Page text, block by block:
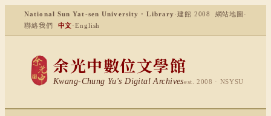
National Sun Yat-sen University · Library ·建館 2008 網站地圖 ·
聯絡我們
中文·English
余光中數位文學館
Kwang-Chung Yu's Digital Archivesest. 2008 · NSYSU